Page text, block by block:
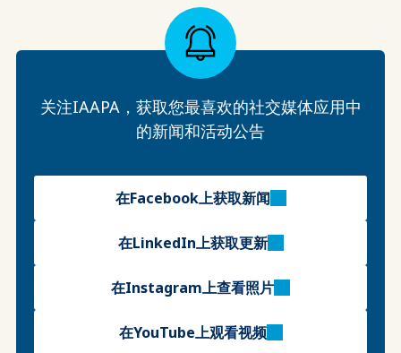
关注IAAPA，获取您最喜欢的社交媒体应用中
的新闻和活动公告
在Facebook上获取新闻
在LinkedIn上获取更新
在Instagram上查看照片
在YouTube上观看视频